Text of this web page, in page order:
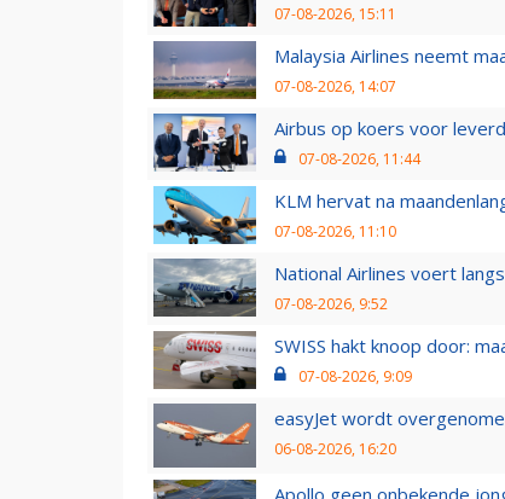
07-08-2026, 15:11
Malaysia Airlines neemt
07-08-2026, 14:07
Airbus op koers voor
07-08-2026, 11:44
KLM hervat na
07-08-2026, 11:10
National Airlines voert
07-08-2026, 9:52
SWISS hakt knoop door:
07-08-2026, 9:09
easyJet wordt
06-08-2026, 16:20